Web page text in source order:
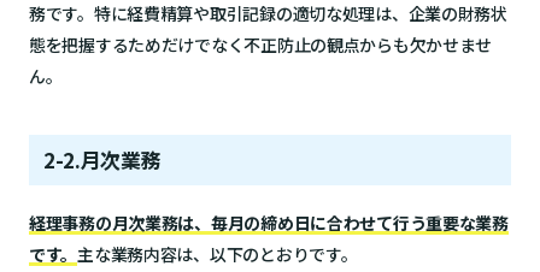
務です。特に経費精算や取引記録の適切な処理は、企業の財務状
態を把握するためだけでなく不正防止の観点からも欠かせませ
ん。
2-2.月次業務
経理事務の月次業務は、毎月の締め日に合わせて行う重要な業務
です。主な業務内容は、以下のとおりです。